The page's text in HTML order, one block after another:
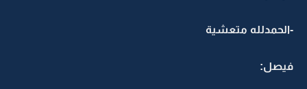
-الحمدلله متعشية
فيصل: